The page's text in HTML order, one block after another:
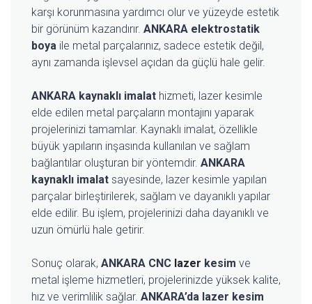
karşı korunmasına yardımcı olur ve yüzeyde estetik
bir görünüm kazandırır. ANKARA elektrostatik
boya ile metal parçalarınız, sadece estetik değil,
aynı zamanda işlevsel açıdan da güçlü hale gelir.
ANKARA kaynaklı imalat hizmeti, lazer kesimle
elde edilen metal parçaların montajını yaparak
projelerinizi tamamlar. Kaynaklı imalat, özellikle
büyük yapıların inşasında kullanılan ve sağlam
bağlantılar oluşturan bir yöntemdir. ANKARA
kaynaklı imalat sayesinde, lazer kesimle yapılan
parçalar birleştirilerek, sağlam ve dayanıklı yapılar
elde edilir. Bu işlem, projelerinizi daha dayanıklı ve
uzun ömürlü hale getirir.
Sonuç olarak, ANKARA CNC lazer kesim ve
metal işleme hizmetleri, projelerinizde yüksek kalite,
hız ve verimlilik sağlar. ANKARA’da lazer kesim